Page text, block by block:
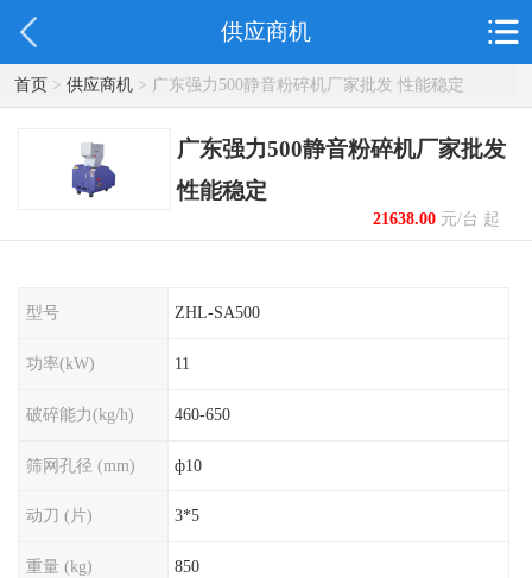
供应商机
首页> 供应商机> 广东强力500静音粉碎机厂家批发 性能稳定
广东强力500静音粉碎机厂家批发
性能稳定
21638.00元/台 起
型号 ZHL-SA500
功率(kW) 11
破碎能力(kg/h) 460-650
筛网孔径 (mm) ф10
动刀 (片) 3*5
重量 (kg) 850